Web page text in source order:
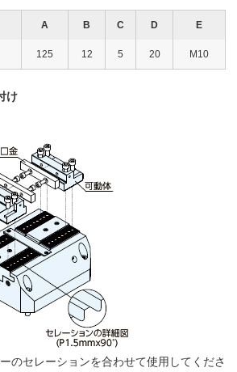
A B C D E
125 12 5 20 M10
け
のセレーションを合わせて使用してくださ